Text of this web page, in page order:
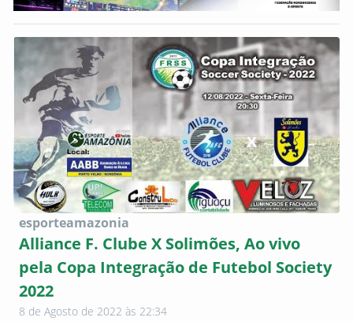
esporteamazonia
Alliance F. Clube X Solimões, Ao vivo
pela Copa Integração de Futebol Society
2022
8 de Agosto de 2022 às 22:34